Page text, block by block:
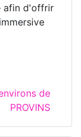
afin d'offrir
de
PROVINS